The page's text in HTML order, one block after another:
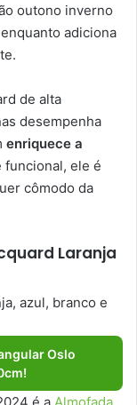
outono inverno
adiciona
de alta
desempenha
enriquece a
funcional, ele é
cômodo da
Laranja
Oslo